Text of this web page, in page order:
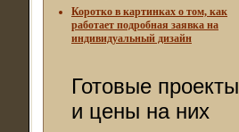
Коротко в картинках о том, как
работает подробная заявка на
индивидуальный дизайн
Готовые проекты
и цены на них